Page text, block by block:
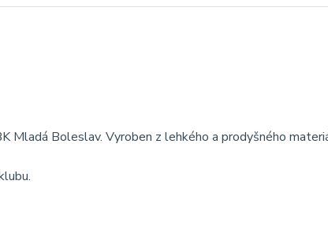
Mladá Boleslav. Vyroben z lehkého a prodyšného